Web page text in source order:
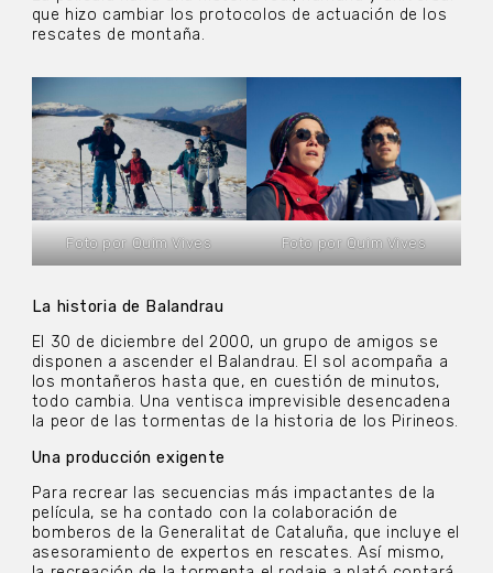
que hizo cambiar los protocolos de actuación de los
rescates de montaña.
Foto por Quim Vives Foto por Quim Vives
La historia de Balandrau
El 30 de diciembre del 2000, un grupo de amigos se
disponen a ascender el Balandrau. El sol acompaña a
los montañeros hasta que, en cuestión de minutos,
todo cambia. Una ventisca imprevisible desencadena
la peor de las tormentas de la historia de los Pirineos.
Una producción exigente
Para recrear las secuencias más impactantes de la
película, se ha contado con la colaboración de
bomberos de la Generalitat de Cataluña, que incluye el
asesoramiento de expertos en rescates. Así mismo,